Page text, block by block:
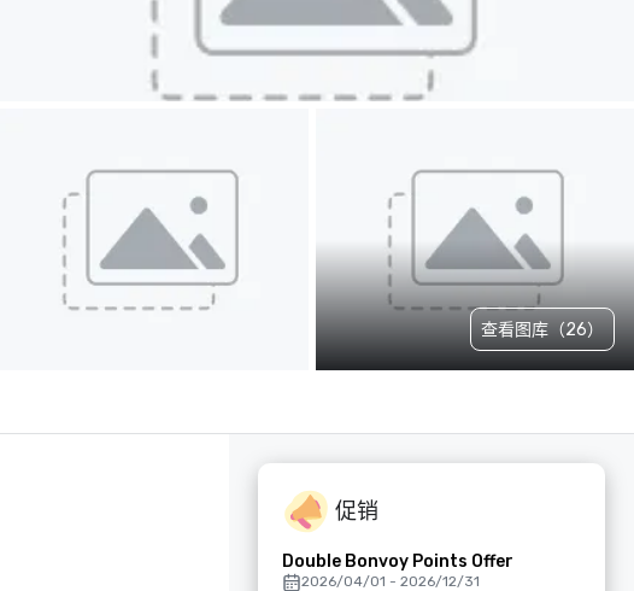
查看图库（26）
促销
Double Bonvoy Points Offer
2026/04/01 - 2026/12/31